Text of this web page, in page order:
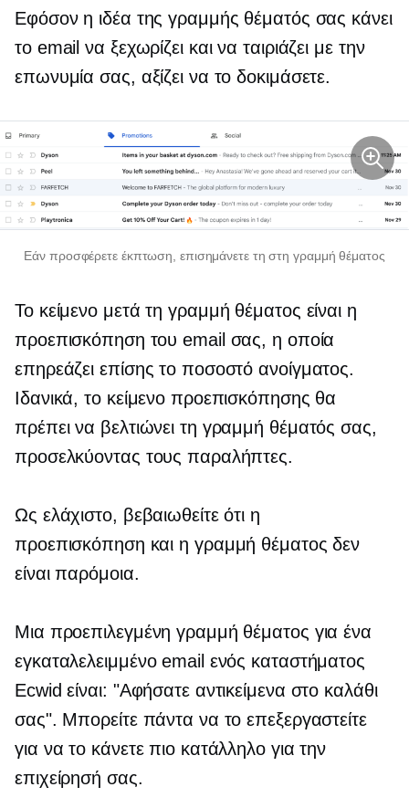
Εφόσον η ιδέα της γραμμής θέματός σας κάνει
το email να ξεχωρίζει και να ταιριάζει με την
επωνυμία σας, αξίζει να το δοκιμάσετε.
Εάν προσφέρετε έκπτωση, επισημάνετε τη στη γραμμή θέματος
Το κείμενο μετά τη γραμμή θέματος είναι η
προεπισκόπηση του email σας, η οποία
επηρεάζει επίσης το ποσοστό ανοίγματος.
Ιδανικά, το κείμενο προεπισκόπησης θα
πρέπει να βελτιώνει τη γραμμή θέματός σας,
προσελκύοντας τους παραλήπτες.
Ως ελάχιστο, βεβαιωθείτε ότι η
προεπισκόπηση και η γραμμή θέματος δεν
είναι παρόμοια.
Μια προεπιλεγμένη γραμμή θέματος για ένα
εγκαταλελειμμένο email ενός καταστήματος
Ecwid είναι: "Αφήσατε αντικείμενα στο καλάθι
σας". Μπορείτε πάντα να το επεξεργαστείτε
για να το κάνετε πιο κατάλληλο για την
επιχείρησή σας.